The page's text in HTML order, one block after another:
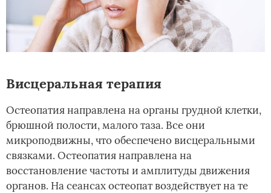
Висцеральная терапия
Остеопатия направлена на органы грудной клетки,
брюшной полости, малого таза. Все они
микроподвижны, что обеспечено висцеральными
связками. Остеопатия направлена на
восстановление частоты и амплитуды движения
органов. На сеансах остеопат воздействует на те